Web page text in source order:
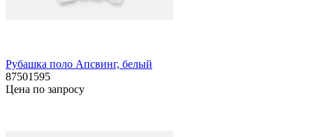
Рубашка поло Апсвинг, белый
87501595
Цена по запросу